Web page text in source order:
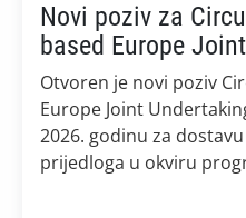
Novi poziv za
based Europe
Otvoren je novi poziv
Europe Joint
2026. godinu za
prijedloga u okviru